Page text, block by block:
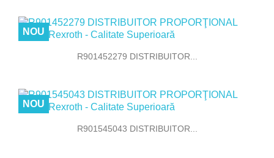
R901452279 DISTRIBUITOR...
NOU
R901545043 DISTRIBUITOR...
NOU